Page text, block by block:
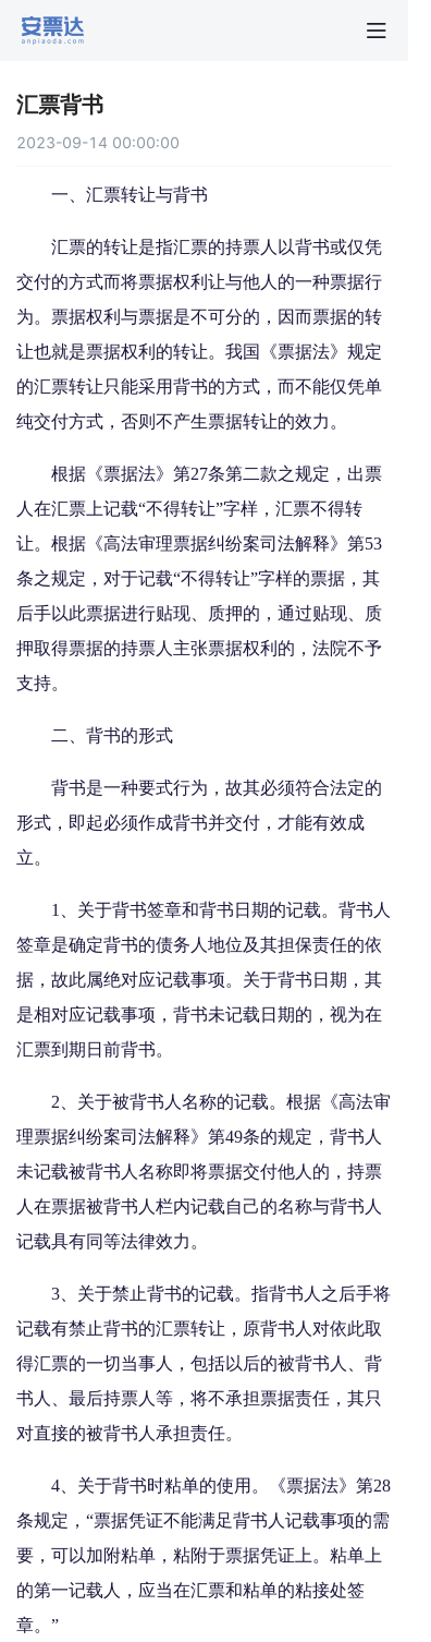
汇票背书
2023-09-14 00:00:00
一、汇票转让与背书
汇票的转让是指汇票的持票人以背书或仅凭
交付的方式而将票据权利让与他人的一种票据行
为。票据权利与票据是不可分的，因而票据的转
让也就是票据权利的转让。我国《票据法》规定
的汇票转让只能采用背书的方式，而不能仅凭单
纯交付方式，否则不产生票据转让的效力。
根据《票据法》第27条第二款之规定，出票
人在汇票上记载“不得转让”字样，汇票不得转
让。根据《高法审理票据纠纷案司法解释》第53
条之规定，对于记载“不得转让”字样的票据，其
后手以此票据进行贴现、质押的，通过贴现、质
押取得票据的持票人主张票据权利的，法院不予
支持。
二、背书的形式
背书是一种要式行为，故其必须符合法定的
形式，即起必须作成背书并交付，才能有效成
立。
1、关于背书签章和背书日期的记载。背书人
签章是确定背书的债务人地位及其担保责任的依
据，故此属绝对应记载事项。关于背书日期，其
是相对应记载事项，背书未记载日期的，视为在
汇票到期日前背书。
2、关于被背书人名称的记载。根据《高法审
理票据纠纷案司法解释》第49条的规定，背书人
未记载被背书人名称即将票据交付他人的，持票
人在票据被背书人栏内记载自己的名称与背书人
记载具有同等法律效力。
3、关于禁止背书的记载。指背书人之后手将
记载有禁止背书的汇票转让，原背书人对依此取
得汇票的一切当事人，包括以后的被背书人、背
书人、最后持票人等，将不承担票据责任，其只
对直接的被背书人承担责任。
4、关于背书时粘单的使用。《票据法》第28
条规定，“票据凭证不能满足背书人记载事项的需
要，可以加附粘单，粘附于票据凭证上。粘单上
的第一记载人，应当在汇票和粘单的粘接处签
章。”